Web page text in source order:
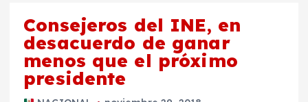
Consejeros del INE, en
desacuerdo de ganar
menos que el próximo
presidente